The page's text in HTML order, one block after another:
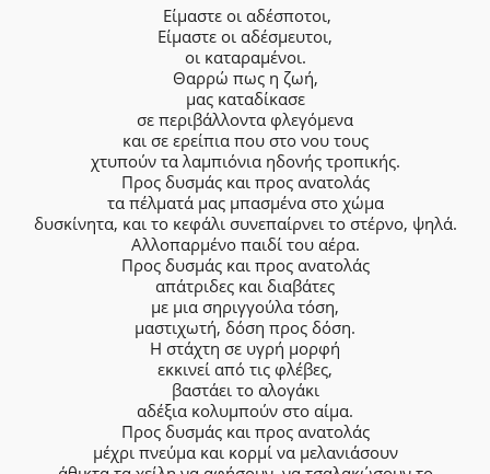
Είμαστε οι αδέσποτοι,
Είμαστε οι αδέσμευτοι,
οι καταραμένοι.
Θαρρώ πως η ζωή,
μας καταδίκασε
σε περιβάλλοντα φλεγόμενα
και σε ερείπια που στο νου τους
χτυπούν τα λαμπιόνια ηδονής τροπικής.
Προς δυσμάς και προς ανατολάς
τα πέλματά μας μπασμένα στο χώμα
δυσκίνητα, και το κεφάλι συνεπαίρνει το στέρνο, ψηλά.
Αλλοπαρμένο παιδί του αέρα.
Προς δυσμάς και προς ανατολάς
απάτριδες και διαβάτες
με μια σηριγγούλα τόση,
μαστιχωτή, δόση προς δόση.
Η στάχτη σε υγρή μορφή
εκκινεί από τις φλέβες,
βαστάει το αλογάκι
αδέξια κολυμπούν στο αίμα.
Προς δυσμάς και προς ανατολάς
μέχρι πνεύμα και κορμί να μελανιάσουν